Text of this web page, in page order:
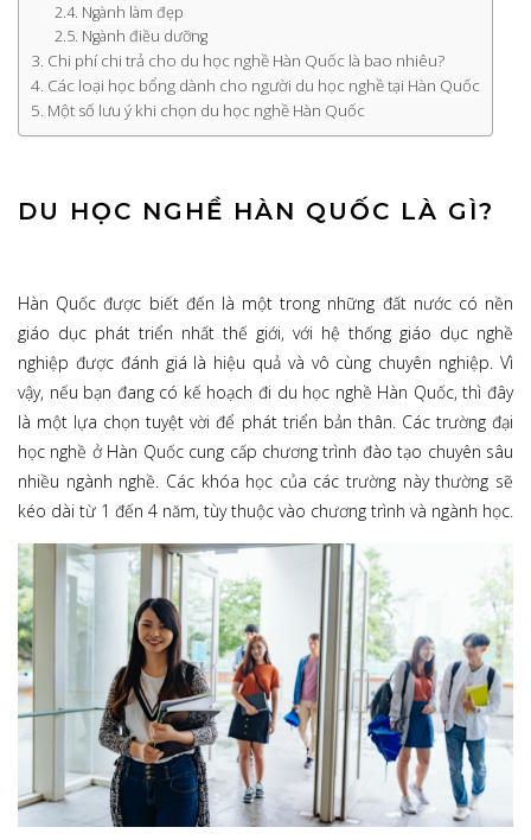
Ngành làm đẹp
Ngành điều dưỡng
Chi phí chi trả cho du học nghề Hàn Quốc là bao nhiêu?
Các loại học bổng dành cho người du học nghề tại Hàn Quốc
Một số lưu ý khi chọn du học nghề Hàn Quốc
DU HỌC NGHỀ HÀN QUỐC LÀ GÌ?
Hàn Quốc được biết đến là một trong những đất nước có nền
giáo dục phát triển nhất thế giới, với hệ thống giáo dục nghề
nghiệp được đánh giá là hiệu quả và vô cùng chuyên nghiệp. Vì
vậy, nếu bạn đang có kế hoạch đi du học nghề Hàn Quốc, thì đây
là một lựa chọn tuyệt vời để phát triển bản thân. Các trường đại
học nghề ở Hàn Quốc cung cấp chương trình đào tạo chuyên sâu
nhiều ngành nghề. Các khóa học của các trường này thường sẽ
kéo dài từ 1 đến 4 năm, tùy thuộc vào chương trình và ngành học.